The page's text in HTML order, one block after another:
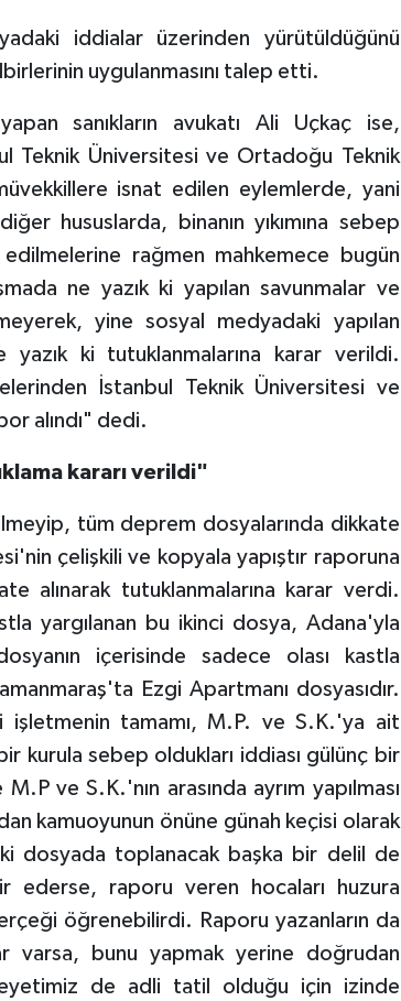
iddialar üzerinden yürütüldüğünü
uygulanmasını talep etti.
sanıkların avukatı Ali Uçkaç ise,
Teknik Üniversitesi ve Ortadoğu Teknik
isnat edilen eylemlerde, yani
hususlarda, binanın yıkımına sebep
rağmen mahkemece bugün
ne yazık ki yapılan savunmalar ve
yine sosyal medyadaki yapılan
yazık ki tutuklanmalarına karar verildi.
İstanbul Teknik Üniversitesi ve
alındı" dedi.
kararı verildi"
tüm deprem dosyalarında dikkate
çelişkili ve kopyala yapıştır raporuna
alınarak tutuklanmalarına karar verdi.
yargılanan bu ikinci dosya, Adana'yla
içerisinde sadece olası kastla
Ezgi Apartmanı dosyasıdır.
işletmenin tamamı, M.P. ve S.K.'ya ait
kurula sebep oldukları iddiası gülünç bir
ve S.K.'nın arasında ayrım yapılması
kamuoyunun önüne günah keçisi olarak
dosyada toplanacak başka bir delil de
ederse, raporu veren hocaları huzura
öğrenebilirdi. Raporu yazanların da
varsa, bunu yapmak yerine doğrudan
de adli tatil olduğu için izinde